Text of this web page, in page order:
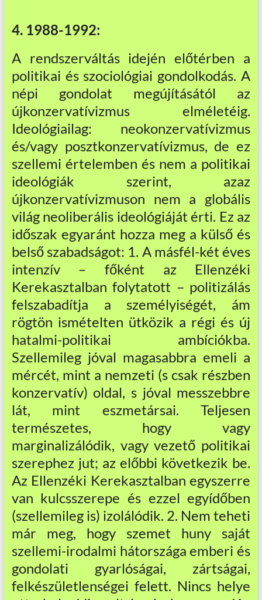
4. 1988-1992:
A rendszerváltás idején előtérben a
politikai és szociológiai gondolkodás. A
népi gondolat megújításától az
újkonzervatívizmus elméletéig.
Ideológiailag: neokonzervatívizmus
és/vagy posztkonzervatívizmus, de ez
szellemi értelemben és nem a politikai
ideológiák szerint, azaz
újkonzervatívizmuson nem a globális
világ neoliberális ideológiáját érti. Ez az
időszak egyaránt hozza meg a külső és
belső szabadságot: 1. A másfél-két éves
intenzív – főként az Ellenzéki
Kerekasztalban folytatott – politizálás
felszabadítja a személyiségét, ám
rögtön ismételten ütközik a régi és új
hatalmi-politikai ambíciókba.
Szellemileg jóval magasabbra emeli a
mércét, mint a nemzeti (s csak részben
konzervatív) oldal, s jóval messzebbre
lát, mint eszmetársai. Teljesen
természetes, hogy vagy
marginalizálódik, vagy vezető politikai
szerephez jut; az előbbi következik be.
Az Ellenzéki Kerekasztalban egyszerre
van kulcsszerepe és ezzel egyídőben
(szellemileg is) izolálódik. 2. Nem teheti
már meg, hogy szemet huny saját
szellemi-irodalmi hátországa emberi és
gondolati gyarlóságai, zártságai,
felkészületlenségei felett. Nincs helye